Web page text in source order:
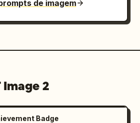
de imagem
Image 2
Badge